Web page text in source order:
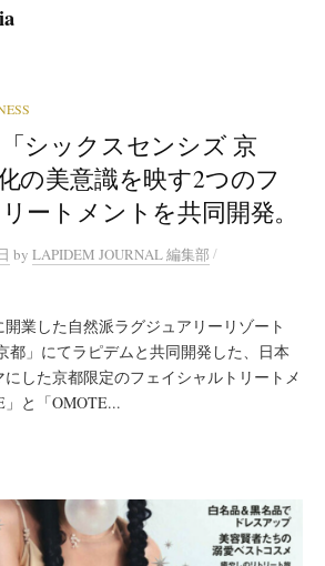
シックスセンシズ 京
の美意識を映す2つのフ
ートメントを共同開発。
by LAPIDEM JOURNAL 編集部 /
業した自然派ラグジュアリーリゾート
都」にてラピデムと共同開発した、日本
した京都限定のフェイシャルトリートメ
と「OMOTE...